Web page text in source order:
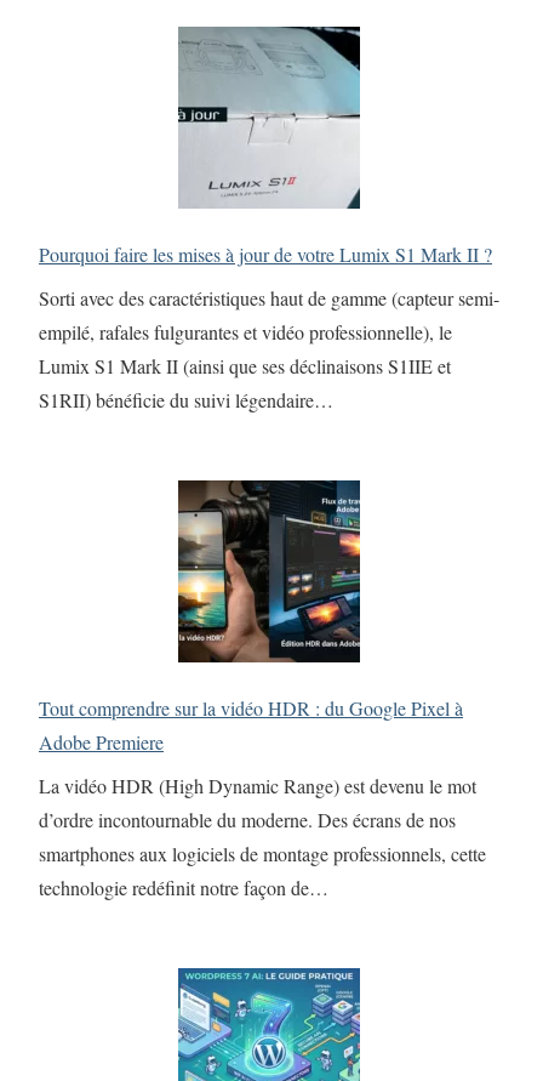
Pourquoi faire les mises à jour de votre Lumix S1 Mark II ?
Sorti avec des caractéristiques haut de gamme (capteur semi-
empilé, rafales fulgurantes et vidéo professionnelle), le
Lumix S1 Mark II (ainsi que ses déclinaisons S1IIE et
S1RII) bénéficie du suivi légendaire…
Tout comprendre sur la vidéo HDR : du Google Pixel à
Adobe Premiere
La vidéo HDR (High Dynamic Range) est devenu le mot
d’ordre incontournable du moderne. Des écrans de nos
smartphones aux logiciels de montage professionnels, cette
technologie redéfinit notre façon de…